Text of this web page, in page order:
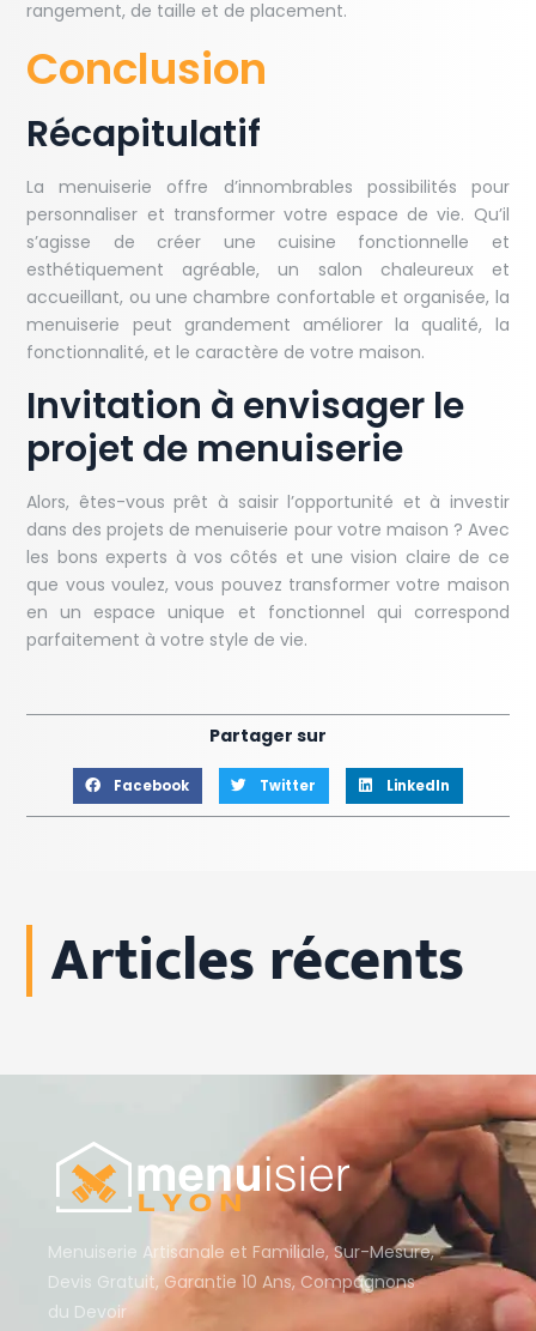
rangement, de taille et de placement.
Conclusion
Récapitulatif
La menuiserie offre d’innombrables possibilités pour
personnaliser et transformer votre espace de vie. Qu’il
s’agisse de créer une cuisine fonctionnelle et
esthétiquement agréable, un salon chaleureux et
accueillant, ou une chambre confortable et organisée, la
menuiserie peut grandement améliorer la qualité, la
fonctionnalité, et le caractère de votre maison.
Invitation à envisager le
projet de menuiserie
Alors, êtes-vous prêt à saisir l’opportunité et à investir
dans des projets de menuiserie pour votre maison ? Avec
les bons experts à vos côtés et une vision claire de ce
que vous voulez, vous pouvez transformer votre maison
en un espace unique et fonctionnel qui correspond
parfaitement à votre style de vie.
Partager sur
Facebook Twitter LinkedIn
Articles récents
Menuiserie Artisanale et Familiale, Sur-Mesure,
Devis Gratuit, Garantie 10 Ans, Compagnons
du Devoir